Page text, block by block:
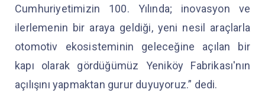
Cumhuriyetimizin 100. Yılında; inovasyon ve
ilerlemenin bir araya geldiği, yeni nesil araçlarla
otomotiv ekosisteminin geleceğine açılan bir
kapı olarak gördüğümüz Yeniköy Fabrikası'nın
açılışını yapmaktan gurur duyuyoruz.” dedi.